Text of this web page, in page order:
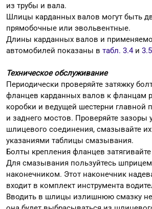
из трубы и вала.
Шлицы карданных валов могут быть
прямобочные или эвольвентные.
Длины карданных валов и
автомобилей показаны в табл. 3.4и 3.5
Техническое обслуживание
Периодически проверяйте затяжку
фланцев карданных валов к фланцам
коробки и ведущей шестерни главной
и заднего мостов. Проверяйте зазоры
шлицевого соединения, смазывайте
указаниями таблицы смазывания.
Болты крепления фланцев
Для смазывания пользуйтесь
наконечником. Этот наконечник
входит в комплект инструмента
Вводить в шлицы излишнюю смазку не